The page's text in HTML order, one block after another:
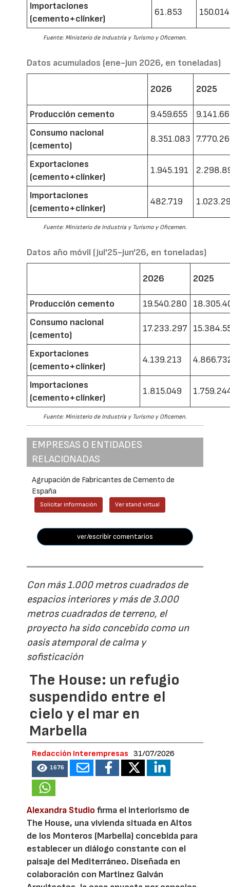
Importaciones
(cemento+clínker)
61.853 150.014
Fuente: Ministerio de Industria y Turismo y Oficemen.
Datos acumulados (ene-jun 2026, en toneladas)
2026 2025
Producción cemento 9.459.655
Consumo nacional
(cemento)
8.351.083
Exportaciones
(cemento+clínker)
1.945.191
Importaciones
(cemento+clínker)
482.719
Fuente: Ministerio de Industria y Turismo y Oficemen.
Datos año móvil (jul'25-jun'26, en toneladas)
2026 2025
Producción cemento 19.540.280
Consumo nacional
(cemento)
17.233.297
Exportaciones
(cemento+clínker)
4.139.213
Importaciones
(cemento+clínker)
1.815.049
Fuente: Ministerio de Industria y Turismo y Oficemen.
EMPRESAS O ENTIDADES
RELACIONADAS
Agrupación de Fabricantes de Cemento de
España
Solicitar información Ver stand virtual
ver/escribir comentarios
Con más 1.000 metros cuadrados de
espacios interiores y más de 3.000
metros cuadrados de terreno, el
proyecto ha sido concebido como un
oasis atemporal de calma y
sofisticación
The House: un refugio
suspendido entre el
cielo y el mar en
Marbella
Redacción Interempresas 31/07/2026
1676
Alexandra Studio firma el interiorismo de
The House, una vivienda situada en Altos
de los Monteros (Marbella) concebida para
establecer un diálogo constante con el
paisaje del Mediterráneo. Diseñada en
colaboración con Martinez Galván